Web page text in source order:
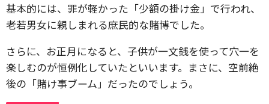
基本的には、罪が軽かった「少額の掛け金」で行われ、
老若男女に親しまれる庶民的な賭博でした。
さらに、お正月になると、子供が一文銭を使って穴一を
楽しむのが恒例化していたといいます。まさに、空前絶
後の「賭け事ブーム」だったのでしょう。